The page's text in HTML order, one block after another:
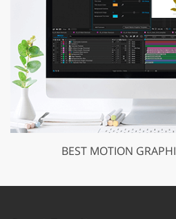
BEST MOTION